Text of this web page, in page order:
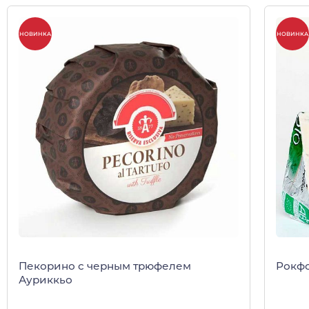
НОВИНКА
Пекорино с черным трюфелем
Ауриккьо
НОВИНКА